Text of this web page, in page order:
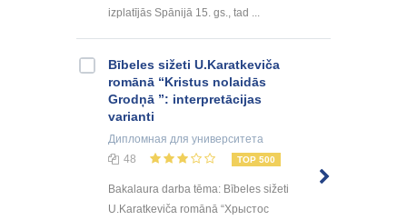
izplatījās Spānijā 15. gs., tad ...
Bībeles sižeti U.Karatkeviča
romānā “Kristus nolaidās
Grodņā ”: interpretācijas
varianti
Дипломная для университета
48
TOP 500
Bakalaura darba tēma: Bībeles sižeti
U.Karatkeviča romānā “Хрыстос